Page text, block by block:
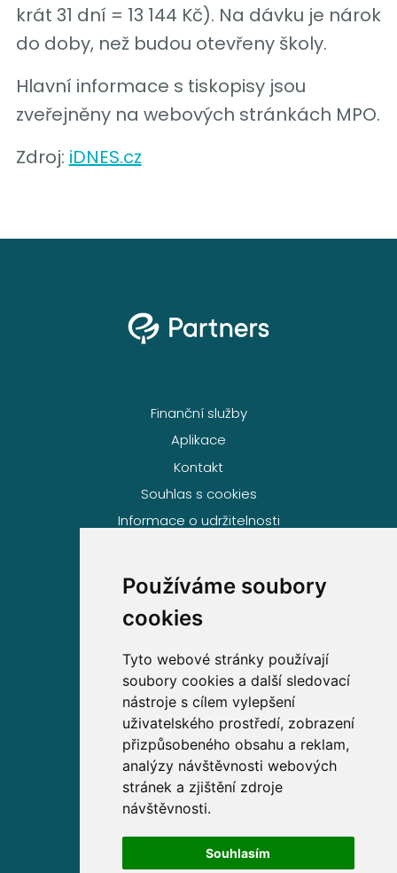
Používáme soubory
cookies
Tyto webové stránky používají
soubory cookies a další sledovací
nástroje s cílem vylepšení
uživatelského prostředí, zobrazení
přizpůsobeného obsahu a reklam,
analýzy návštěvnosti webových
stránek a zjištění zdroje
návštěvnosti.
Souhlasím
krát 31 dní = 13 144 Kč). Na dávku je nárok
do doby, než budou otevřeny školy.
Hlavní informace s tiskopisy jsou
zveřejněny na webových stránkách MPO.
Zdroj: iDNES.cz
Finanční služby
Aplikace
Kontakt
Souhlas s cookies
Informace o udržitelnosti
Volejte zdarma na
800 63 63 63
Sídlo společnosti
Partners Financial Services, a.s.
Prague Gate, 4. patro,
Türkova 2319/5b, 149 00
Praha 4 – Chodov